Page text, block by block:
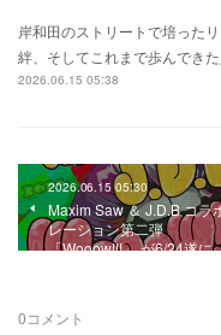
岸和田のストリートで培った
絆、そしてこれまで歩んでき
2026.06.15 05:38
2026.06.15 05:30
Maxim Saw ＆ J.D.B コラ
レーション第二弾
「Wooow!!!」 が6/24遂
0コメント